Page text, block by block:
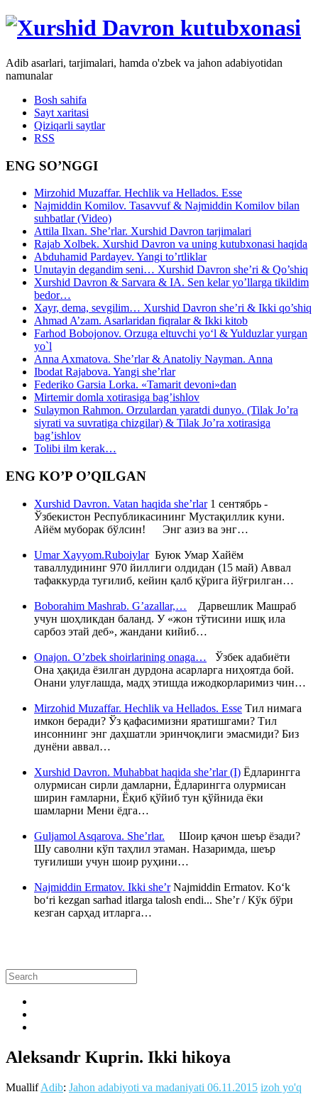
Adib asarlari, tarjimalari, hamda o'zbek va jahon adabiyotidan
namunalar
Bosh sahifa
Sayt xaritasi
Qiziqarli saytlar
RSS
ENG SO’NGGI
Mirzohid Muzaffar. Hechlik va Hellados. Esse
Najmiddin Komilov. Tasavvuf & Najmiddin Komilov bilan
suhbatlar (Video)
Attila Ilxan. She’rlar. Xurshid Davron tarjimalari
Rajab Xolbek. Xurshid Davron va uning kutubxonasi haqida
Abduhamid Pardayev. Yangi to’rtliklar
Unutayin degandim seni… Xurshid Davron she’ri & Qo’shiq
Xurshid Davron & Sarvara & IA. Sen kelar yo’llarga tikildim
bedor…
Xayr, dema, sevgilim… Xurshid Davron she’ri & Ikki qo’shiq
Ahmad A’zam. Asarlaridan fiqralar & Ikki kitob
Farhod Bobojonov. Orzuga eltuvchi yo‘l & Yulduzlar yurgan
yo`l
Anna Axmatova. She’rlar & Anatoliy Nayman. Anna
Ibodat Rajabova. Yangi she’rlar
Federiko Garsia Lorka. «Tamarit devoni»dan
Mirtemir domla xotirasiga bag’ishlov
Sulaymon Rahmon. Orzulardan yaratdi dunyo. (Tilak Jo’ra
siyrati va suvratiga chizgilar) & Tilak Jo’ra xotirasiga
bag’ishlov
Tolibi ilm kerak…
ENG KO’P O’QILGAN
Xurshid Davron. Vatan haqida she’rlar1 сентябрь -
Ўзбекистон Республикасининг Мустақиллик куни.
Айём муборак бўлсин! Энг азиз ва энг…
Umar Xayyom.RuboiylarБуюк Умар Хайём
таваллудининг 970 йиллиги олдидан (15 май) Аввал
тафаккурда туғилиб, кейин қалб қўрига йўғрилган…
Boborahim Mashrab. G’azallar,… Дарвешлик Машраб
учун шоҳликдан баланд. У «жон тўтисини ишқ ила
сарбоз этай деб», жандани кийиб…
Onajon. O’zbek shoirlarining onaga… Ўзбек адабиёти
Она ҳақида ёзилган дурдона асарларга ниҳоятда бой.
Онани улуғлашда, мадҳ этишда ижодкорларимиз чин…
Mirzohid Muzaffar. Hechlik va Hellados. Esse Тил нимага
имкон беради? Ўз қафасимизни яратишгами? Тил
инсоннинг энг даҳшатли эринчоқлиги эмасмиди? Биз
дунёни аввал…
Xurshid Davron. Muhabbat haqida she’rlar (I) Ёдларингга
олурмисан сирли дамларни, Ёдларингга олурмисан
ширин ғамларни, Ёқиб қўйиб тун қўйнида ёки
шамларни Мени ёдга…
Guljamol Asqarova. She’rlar. Шоир қачон шеър ёзади?
Шу саволни кўп таҳлил этаман. Назаримда, шеър
туғилиши учун шоир руҳини…
Najmiddin Ermatov. Ikki she’rNajmiddin Ermatov. Ko‘k
bo‘ri kezgan sarhad itlarga talosh endi... She’r / Кўк бўри
кезган сарҳад итларга…
Aleksandr Kuprin. Ikki hikoya
MuallifAdib: Jahon adabiyoti va madaniyati 06.11.2015 izoh yo'q